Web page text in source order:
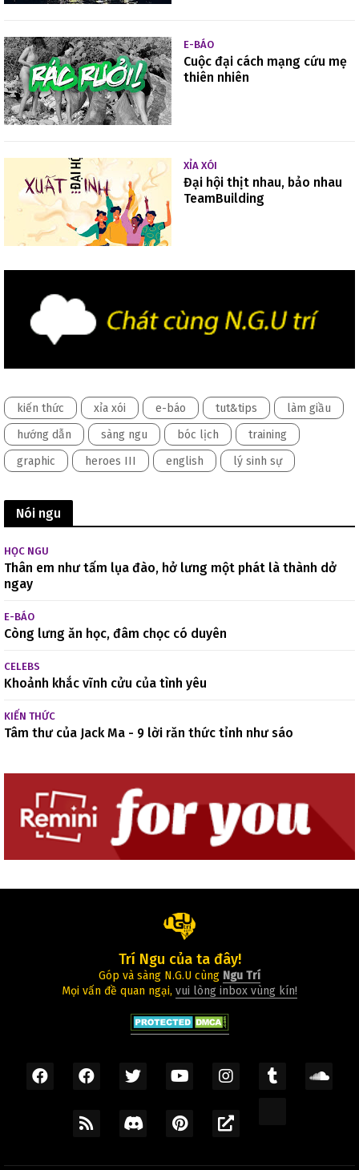
E-BÁO
Cuộc đại cách mạng cứu mẹ
thiên nhiên
XỈA XÓI
Đại hội thịt nhau, bảo nhau
TeamBuilding
kiến thức xỉa xói e-báo tut&tips
làm giầu
hướng dẫn
sàng ngu bóc lịch
training
graphic
heroes III english lý sinh sự
Nói ngu
HỌC NGU
Thân em như tấm lụa đào, hở lưng một phát là thành dở
ngay
E-BÁO
Còng lưng ăn học, đâm chọc có duyên
CELEBS
Khoảnh khắc vĩnh cửu của tình yêu
KIẾN THỨC
Tâm thư của Jack Ma - 9 lời răn thức tỉnh như sáo
Trí Ngu của ta đây!
Góp và sàng N.G.U cùng Ngu Trí
Mọi vấn đề quan ngại, vui lòng inbox vùng kín!